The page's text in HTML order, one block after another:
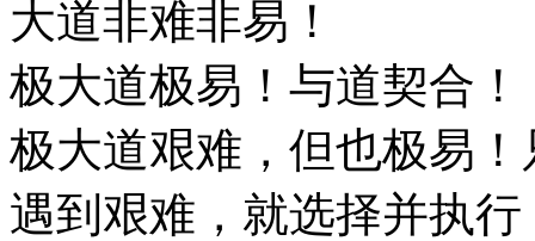
大道非难非易！
极大道极易！与道契合！
极大道艰难，但也极易
遇到艰难，就选择并执行